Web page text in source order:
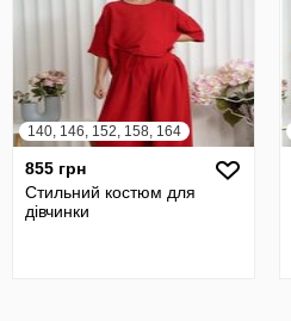
140, 146, 152, 158, 164
855 грн
Стильний костюм для
дівчинки